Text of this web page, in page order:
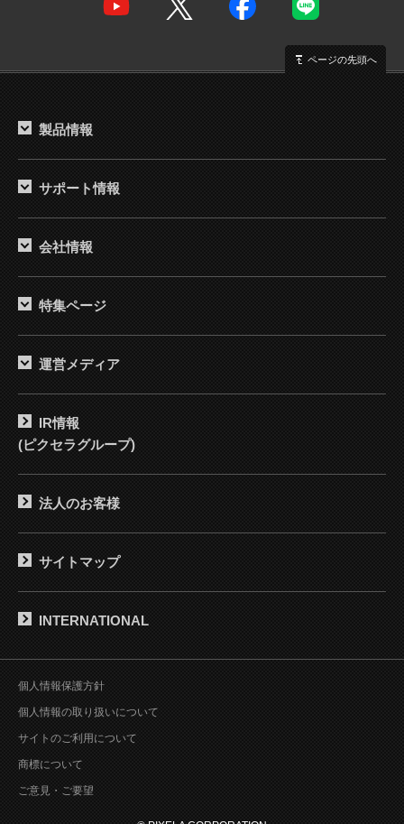
ページの先頭へ
製品情報
サポート情報
会社情報
特集ページ
運営メディア
IR情報
(ピクセラグループ)
法人のお客様
サイトマップ
INTERNATIONAL
個人情報保護方針
個人情報の取り扱いについて
サイトのご利用について
商標について
ご意見・ご要望